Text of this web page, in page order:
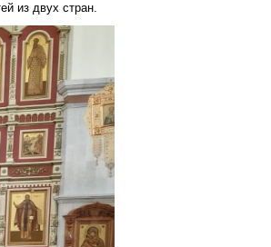
из двух стран.